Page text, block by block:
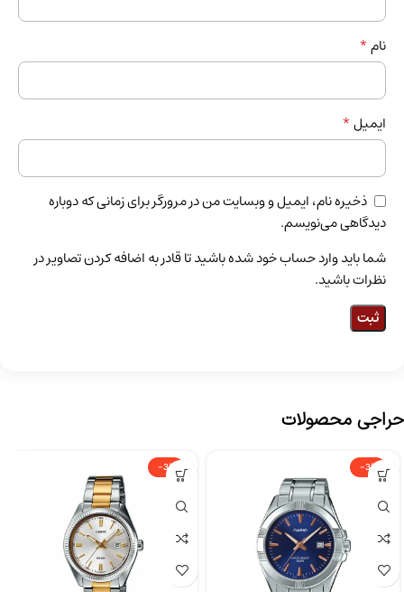
نام*
ایمیل*
ذخیره نام، ایمیل و وبسایت من در مرورگر برای زمانی که دوباره
دیدگاهی می‌نویسم.
شما باید وارد حساب خود شده باشید تا قادر به اضافه کردن تصاویر در
نظرات باشید.
حراجی محصولات
-3%
-3%